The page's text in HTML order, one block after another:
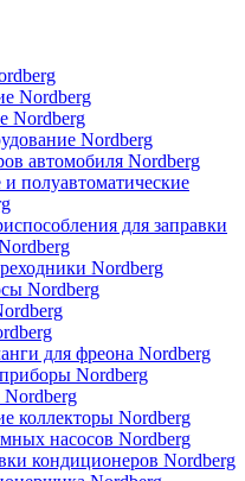
Nordberg
Nordberg
Nordberg
автомобиля Nordberg
полуавтоматические
для заправки
Nordberg
Nordberg
для фреона Nordberg
Nordberg
коллекторы Nordberg
насосов Nordberg
кондиционеров Nordberg